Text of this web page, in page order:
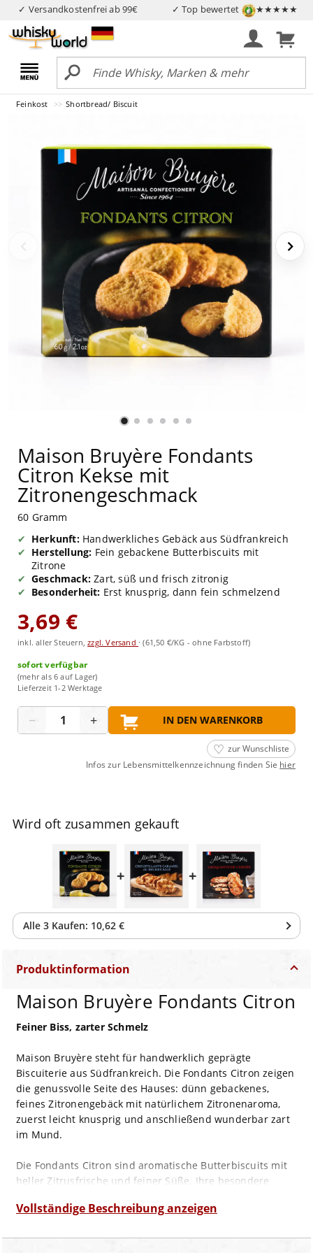
✓ Versandkostenfrei ab 99€ ✓ Top bewertet ★★★★★
Feinkost Shortbread/ Biscuit
Maison Bruyère Fondants
Citron Kekse mit
Zitronengeschmack
60 Gramm
Herkunft:Handwerkliches Gebäck aus Südfrankreich
Herstellung: Fein gebackene Butterbiscuits mit
Zitrone
Geschmack: Zart, süß und frisch zitronig
Besonderheit: Erst knusprig, dann fein schmelzend
3,69 €
inkl. aller Steuern,zzgl. Versand ·(61,50 €/KG - ohne Farbstoff)
sofort verfügbar
(mehr als 6 auf Lager)
Lieferzeit 1-2 Werktage
− + IN DEN WARENKORB
zur Wunschliste
Infos zur Lebensmittelkennzeichnung finden Sie hier
Wird oft zusammen gekauft
+ +
Alle 3 Kaufen: 10,62 €
Produktinformation
Maison Bruyère Fondants Citron
Feiner Biss, zarter Schmelz
Maison Bruyère steht für handwerklich geprägte
Biscuiterie aus Südfrankreich. Die Fondants Citron zeigen
die genussvolle Seite des Hauses: dünn gebackenes,
feines Zitronengebäck mit natürlichem Zitronenaroma,
zuerst leicht knusprig und anschließend wunderbar zart
im Mund.
Die Fondants Citron sind aromatische Butterbiscuits mit
heller Zitrusfrische und feiner Süße. Ihre besondere
Crunch, danach ein weicher, fast schmelzender Genuss.
Dessert oder als elegante Kleinigkeit zum
Vollständige Beschreibung anzeigen